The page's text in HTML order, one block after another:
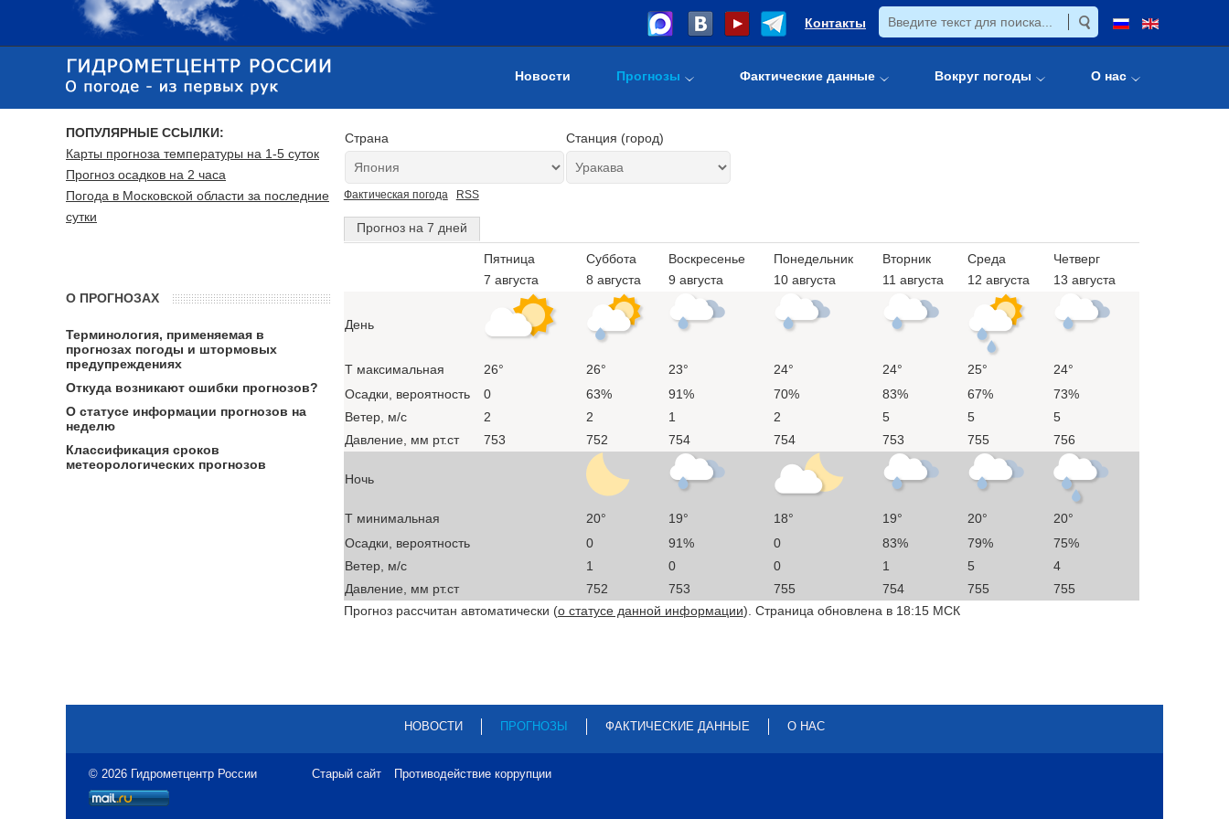
Контакты
Новости Прогнозы Фактические данные Вокруг погоды О нас
Страна Станция (город)
Фактическая погода RSS
Прогноз на 7 дней
Пятница
7 августа
Суббота
8 августа
Воскресенье
9 августа
Понедельник
10 августа
Вторник
11 августа
Среда
12 августа
Четверг
13 августа
День
T максимальная 26° 26° 23° 24° 24° 25°
24°
Осадки, вероятность
0 63% 91% 70% 83% 67%
73%
Ветер, м/с
2 2 1 2 5 5
5
Давление, мм рт.ст
753 752 754 754 753 755 756
Ночь
T минимальная 20° 19° 18° 19° 20°
20°
Осадки, вероятность
0 91% 0 83% 79%
75%
Ветер, м/с
1 0 0 1 5
4
Давление, мм рт.ст
752 753 755 754 755
755
Прогноз рассчитан автоматически (о статусе данной информации). Страница обновлена в 18:15 МСК
ПОПУЛЯРНЫЕ ССЫЛКИ:
Карты прогноза температуры на 1-5 суток
Прогноз осадков на 2 часа
Погода в Московской области за последние
сутки
О ПРОГНОЗАХ
Терминология, применяемая в
прогнозах погоды и штормовых
предупреждениях
Откуда возникают ошибки прогнозов?
О статусе информации прогнозов на
неделю
Классификация сроков
метеорологических прогнозов
НОВОСТИ ПРОГНОЗЫ ФАКТИЧЕСКИЕ ДАННЫЕ О НАС
© 2026 Гидрометцентр России Старый сайт Противодействие коррупции